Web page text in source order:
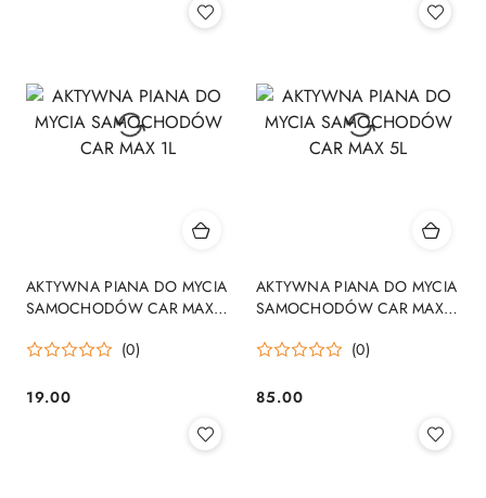
AKTYWNA PIANA DO MYCIA
SAMOCHODÓW CAR MAX
(0)
Cena:
19.00
AKTYWNA PIANA DO MYCIA
SAMOCHODÓW CAR MAX
(0)
Cena:
85.00